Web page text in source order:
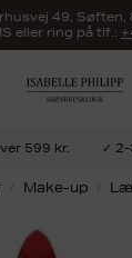
49, Søften,
eller ring på tlf.:
599 kr. ✓
Make-up